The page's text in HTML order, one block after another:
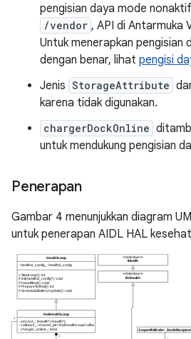
pengisian daya mode
/vendor , API di Antarmuka
Untuk menerapkan pengisian
dengan benar, lihat pengisi
Jenis StorageAttribute
karena tidak digunakan.
chargerDockOnline
untuk mendukung pengisian
Penerapan
Gambar 4 menunjukkan diagram
untuk penerapan AIDL HAL